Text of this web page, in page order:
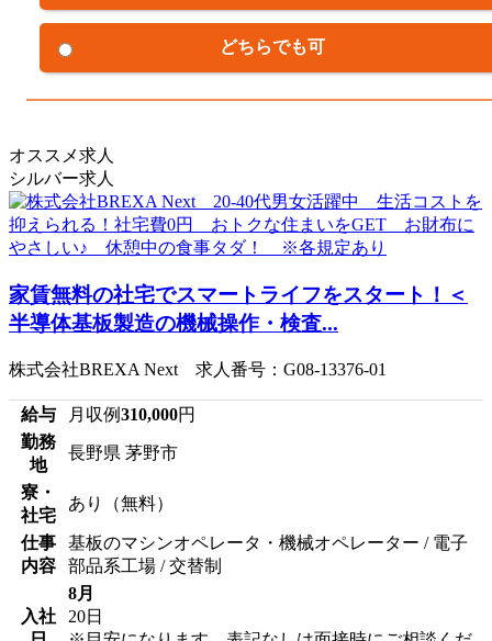
どちらでも可
オススメ求人
シルバー求人
家賃無料の社宅でスマートライフをスタート！＜
半導体基板製造の機械操作・検査...
株式会社BREXA Next 求人番号：G08-13376-01
給与 月収例310,000円
勤務
地
長野県 茅野市
寮・
社宅
あり（無料）
仕事
内容
基板のマシンオペレータ・機械オペレーター / 電子
部品系工場 / 交替制
入社
8月
20日